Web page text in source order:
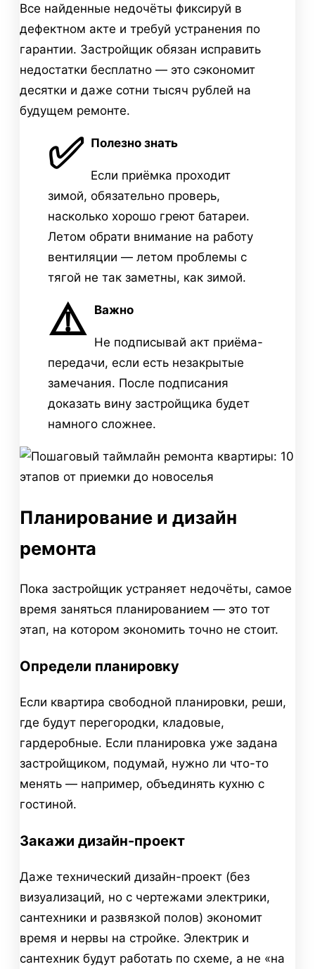
Все найденные недочёты фиксируй в
дефектном акте и требуй устранения по
гарантии. Застройщик обязан исправить
недостатки бесплатно — это сэкономит
десятки и даже сотни тысяч рублей на
будущем ремонте.
✅ Полезно знать
Если приёмка проходит
зимой, обязательно проверь,
насколько хорошо греют батареи.
Летом обрати внимание на работу
вентиляции — летом проблемы с
тягой не так заметны, как зимой.
⚠️ Важно
Не подписывай акт приёма-
передачи, если есть незакрытые
замечания. После подписания
доказать вину застройщика будет
намного сложнее.
Планирование и дизайн
ремонта
Пока застройщик устраняет недочёты, самое
время заняться планированием — это тот
этап, на котором экономить точно не стоит.
Определи планировку
Если квартира свободной планировки, реши,
где будут перегородки, кладовые,
гардеробные. Если планировка уже задана
застройщиком, подумай, нужно ли что-то
менять — например, объединять кухню с
гостиной.
Закажи дизайн-проект
Даже технический дизайн-проект (без
визуализаций, но с чертежами электрики,
сантехники и развязкой полов) экономит
время и нервы на стройке. Электрик и
сантехник будут работать по схеме, а не «на